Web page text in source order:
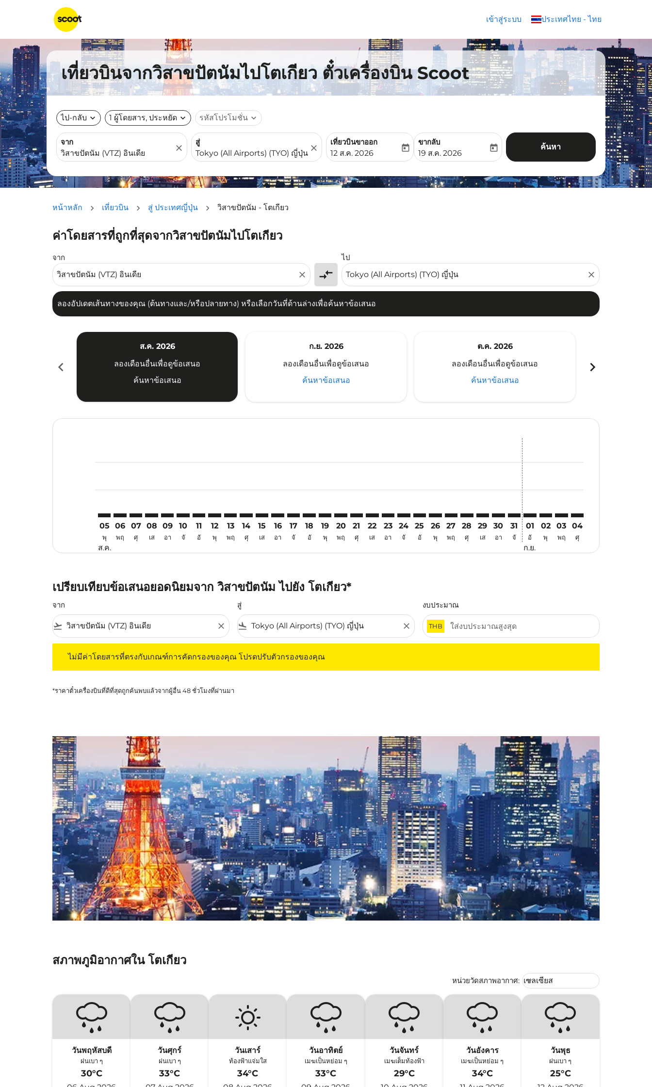
เข้าสู่ระบบ ประเทศไทย - ไทย
keyboard_arrow_down
เที่ยวบินจากวิสาขปัตนัมไปโตเกียว ตั๋วเครื่องบิน Scoot
ไป-กลับ expand_more 1 ผู้โดยสาร, ประหยัด expand_more รหัสโปรโมชั่น expand_more
จาก
close
สู่
close
เที่ยวบินขาออก
fc-booking-departure-date-aria-label
12 ส.ค. 2026
today
ขากลับ
fc-booking-return-date-aria-label
19 ส.ค. 2026
today ค้นหา
หน้าหลัก เที่ยวบิน สู่ ประเทศญี่ปุ่น วิสาขปัตนัม - โตเกียว
ค่าโดยสารที่ถูกที่สุดจากวิสาขปัตนัมไปโตเกียว
จาก
close compare_arrows
ไป
close
ลองอัปเดตเส้นทางของคุณ (ต้นทางและ/หรือปลายทาง) หรือเลือกวันที่ด้านล่างเพื่อค้นหาข้อเสนอ
ลองอัปเดตเส้นทางของคุณ (ต้นทางและ/หรือปลายทาง) หรือเลือกวันที่ด้านล่างเพื่อค้นหาข้อเสนอ
chevron_left
ส.ค. 2026
ลองเดือนอื่นเพื่อดูข้อเสนอ
ค้นหาข้อเสนอ
ก.ย. 2026
ลองเดือนอื่นเพื่อดูข้อเสนอ
ค้นหาข้อเสนอ
ต.ค. 2026
ลองเดือนอื่นเพื่อดูข้อเสนอ
ค้นหาข้อเสนอ
chevron_right
05
พุ
ส.ค.
06
พฤ
07
ศุ
08
เส
09
อา
10
จั
11
อั
12
พุ
13
พฤ
14
ศุ
15
เส
16
อา
17
จั
18
อั
19
พุ
20
พฤ
VTZ–TYO: cmp-view-offers-disclaimer. ค้นหาข้อเสนอ
21
ศุ
VTZ–TYO: cmp-view-offers-disclaimer. ค้นหาข้อเสนอ
22
เส
VTZ–TYO: cmp-view-offers-disclaimer. ค้นหาข้อเสนอ
23
อา
VTZ–TYO: cmp-view-offers-disclaimer. ค้นหาข้อเสนอ
24
จั
VTZ–TYO: cmp-view-offers-disclaimer. ค้นหาข้อเสนอ
25
อั
VTZ–TYO: cmp-view-offers-disclaimer. ค้นหาข้อเสนอ
26
พุ
VTZ–TYO: cmp-view-offers-disclaimer. ค้นหาข้อเสนอ
27
พฤ
VTZ–TYO: cmp-view-offers-disclaimer. ค้นหาข้อเสนอ
28
ศุ
VTZ–TYO: cmp-view-offers-disclaimer. ค้นหาข้อเ
29
เส
VTZ–TYO: cmp-view-offers-disclaimer. ค้นห
30
อา
VTZ–TYO: cmp-view-offers-disclaimer.
31
จั
01
อั
ก.ย.
02
พุ
03
พฤ
04
ศุ
เปรียบเทียบข้อเสนอยอดนิยมจาก วิสาขปัตนัม ไปยัง โตเกียว*
จาก
flight_takeoff close
สู่
flight_land close
งบประมาณ
THB
ไม่มีค่าโดยสารที่ตรงกับเกณฑ์การคัดกรองของคุณ โปรดปรับตัวกรองของคุณ
*ราคาตั๋วเครื่องบินที่ดีที่สุดถูกค้นพบแล้วจากผู้อื่น 48 ชั่วโมงที่ผ่านมา
สภาพภูมิอากาศใน โตเกียว
หน่วยวัดสภาพอากาศ: Weather unit option เซลเซียส
เซลเซียส
keyboard_arrow_down
วันพฤหัสบดี
ฝนเบา ๆ
30°C
วันศุกร์
ฝนเบา ๆ
33°C
วันเสาร์
ท้องฟ้าแจ่มใส
34°C
วันอาทิตย์
เมฆเป็นหย่อม ๆ
33°C
วันจันทร์
เมฆเต็มท้องฟ้า
29°C
วันอังคาร
เมฆเป็นหย่อม ๆ
34°C
วันพุธ
ฝนเบา ๆ
25°C